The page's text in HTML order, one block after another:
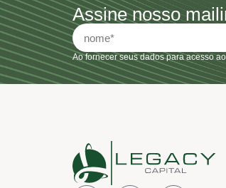
Assine nosso
Ao fornecer seus dados para acesso